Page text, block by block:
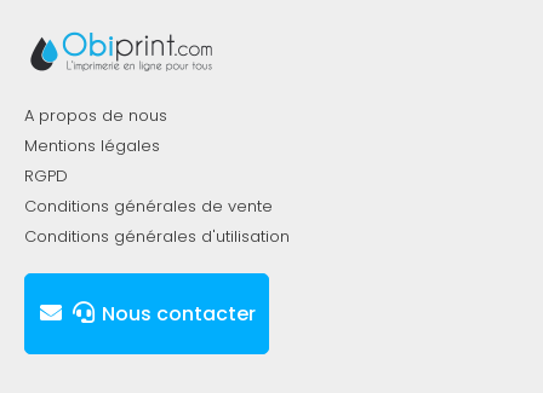
A propos de nous
Mentions légales
RGPD
Conditions générales de vente
Conditions générales d'utilisation
Nous contacter